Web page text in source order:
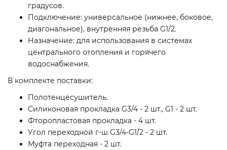
градусов.
Подключение: универсальное (нижнее, боковое,
диагональное), внутренняя резьба G1/2.
Назначение: для использования в системах
центрального отопления и горячего
водоснабжения.
В комплекте поставки:
Полотенцесушитель.
Силиконовая прокладка G3/4 - 2 шт., G1 - 2 шт.
Фторопластовая прокладка - 4 шт.
Угол переходной г-ш G3/4-G1/2 - 2 шт.
Муфта переходная - 2 шт.